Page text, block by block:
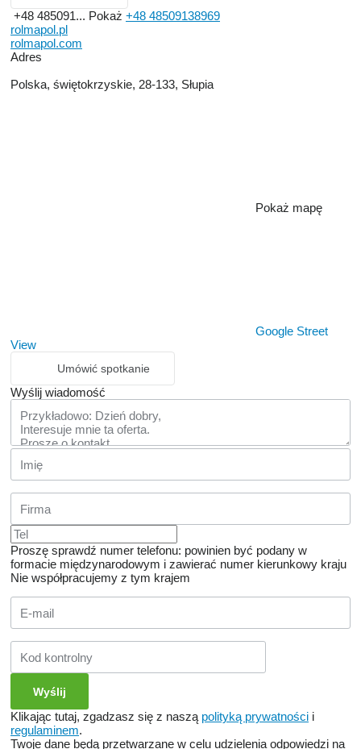
+48 485091... Pokaż +48 48509138969
rolmapol.pl
rolmapol.com
Adres
Polska, świętokrzyskie, 28-133, Słupia
Pokaż mapę
Google Street
View
Umówić spotkanie
Wyślij wiadomość
Proszę sprawdź numer telefonu: powinien być podany w
formacie międzynarodowym i zawierać numer kierunkowy kraju
Nie współpracujemy z tym krajem
Klikając tutaj, zgadzasz się z naszą polityką prywatności i
regulaminem.
Twoje dane będą przetwarzane w celu udzielenia odpowiedzi na